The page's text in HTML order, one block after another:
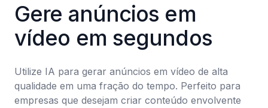
Gere anúncios em
vídeo em segundos
Utilize IA para gerar anúncios em vídeo de alta
qualidade em uma fração do tempo. Perfeito para
empresas que desejam criar conteúdo envolvente